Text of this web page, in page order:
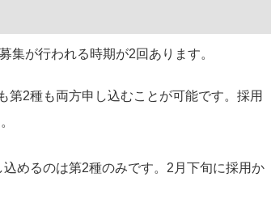
集が行われる時期が2回あります。
第2種も両方申し込むことが可能です。採用
めるのは第2種のみです。2月下旬に採用か